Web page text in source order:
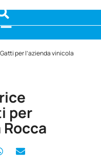
per l’azienda vinicola
per